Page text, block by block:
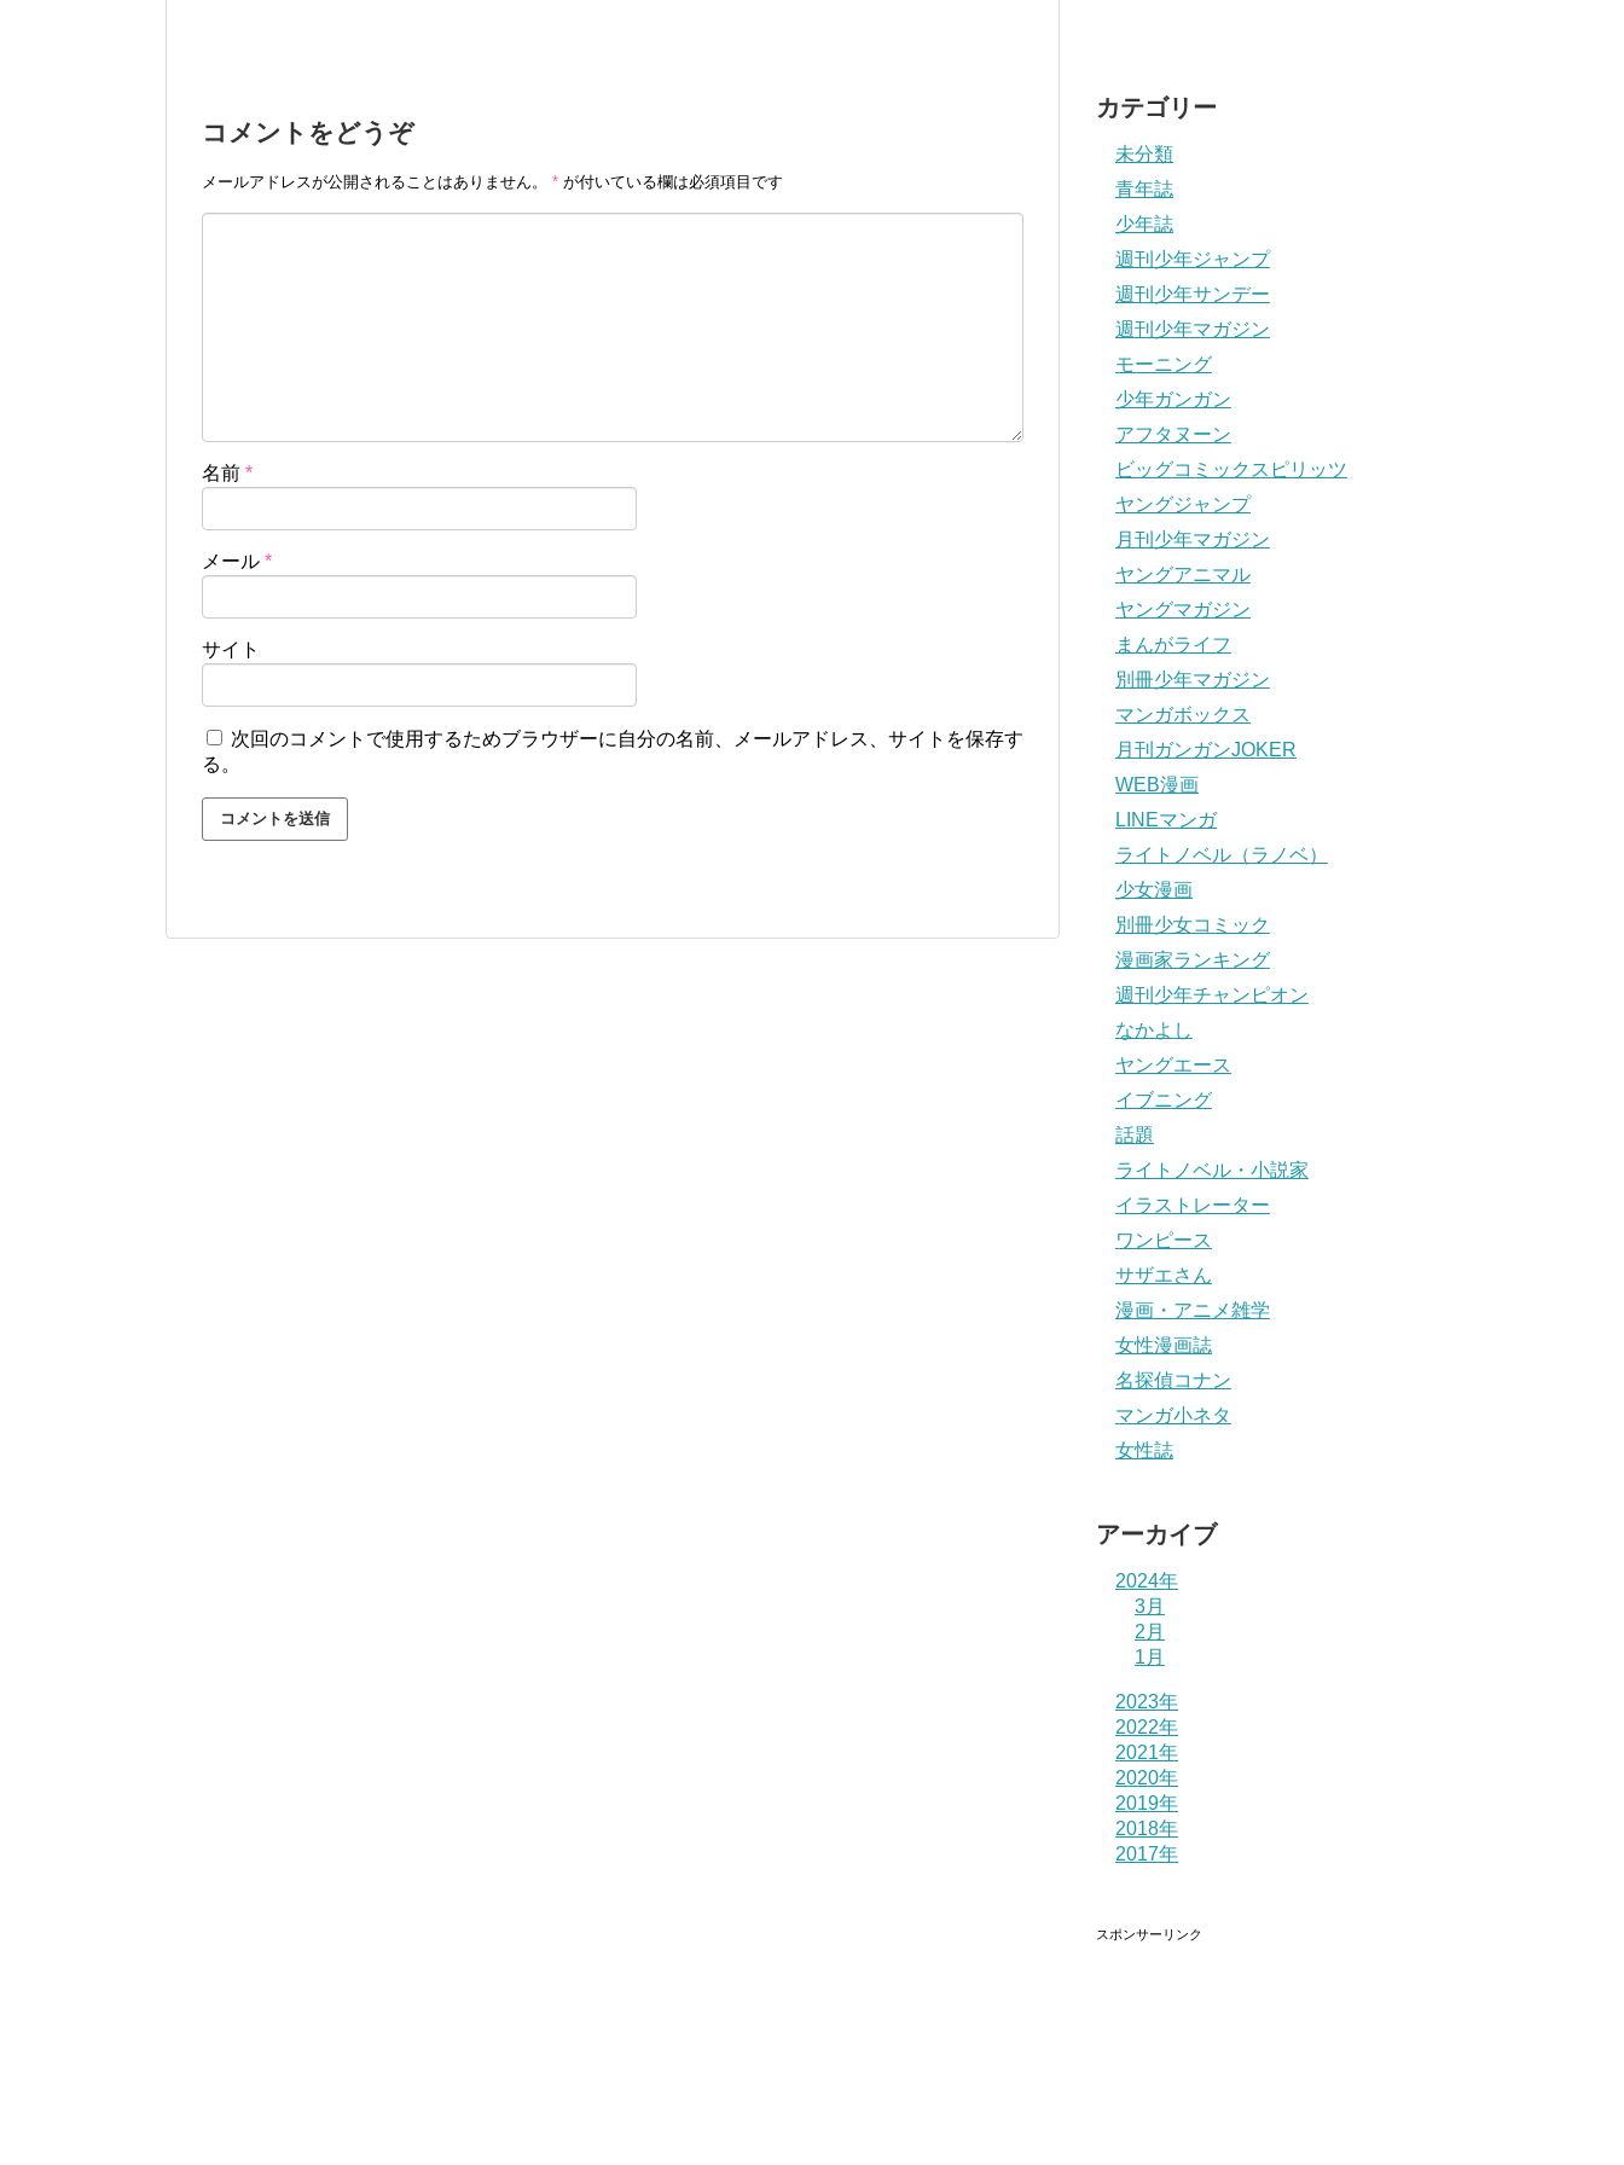
コメントをどうぞ
メールアドレスが公開されることはありません。 * が付いている欄は必須項目です
名前 *
メール *
サイト
次回のコメントで使用するためブラウザーに自分の名前、メールアドレス、サイトを保存す
る。
カテゴリー
未分類
青年誌
少年誌
週刊少年ジャンプ
週刊少年サンデー
週刊少年マガジン
モーニング
少年ガンガン
アフタヌーン
ビッグコミックスピリッツ
ヤングジャンプ
月刊少年マガジン
ヤングアニマル
ヤングマガジン
まんがライフ
別冊少年マガジン
マンガボックス
月刊ガンガンJOKER
WEB漫画
LINEマンガ
ライトノベル（ラノベ）
少女漫画
別冊少女コミック
漫画家ランキング
週刊少年チャンピオン
なかよし
ヤングエース
イブニング
話題
ライトノベル・小説家
イラストレーター
ワンピース
サザエさん
漫画・アニメ雑学
女性漫画誌
名探偵コナン
マンガ小ネタ
女性誌
アーカイブ
2024年
3月
2月
1月
2023年
2022年
2021年
2020年
2019年
2018年
2017年
スポンサーリンク